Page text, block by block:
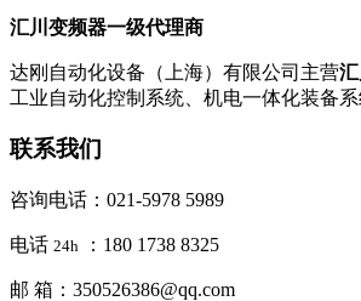
汇川变频器一级代理商
达刚自动化设备（上海）有限公司主营
工业自动化控制系统、机电一体化装备系
联系我们
咨询电话：021-5978 5989
电话 24h ：180 1738 8325
邮 箱：350526386@qq.com